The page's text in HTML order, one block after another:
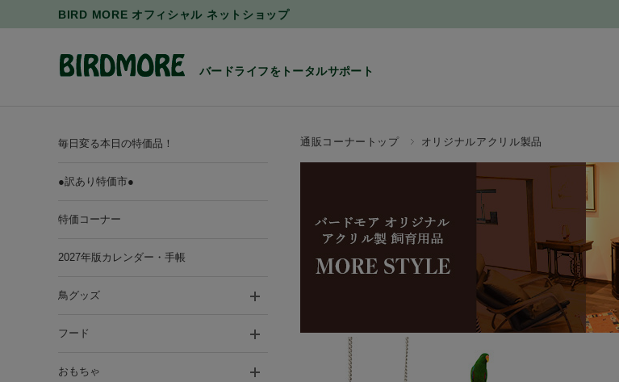
BIRD MORE オフィシャル ネットショップ
バードライフをトータルサポート
通販コーナートップ オリジナルアクリル製品
毎日変る本日の特価品！
●訳あり特価市●
特価コーナー
2027年版カレンダー・手帳
鳥グッズ
フード
おもちゃ